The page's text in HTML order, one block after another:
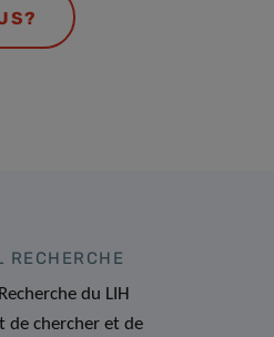
RECHERCHE
du LIH
de chercher et de